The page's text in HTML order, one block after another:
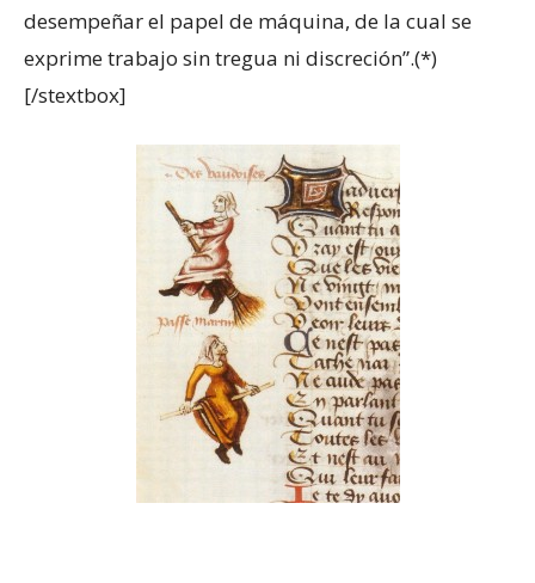
desempeñar el papel de máquina, de la cual se
exprime trabajo sin tregua ni discreción”.(*)
[/stextbox]